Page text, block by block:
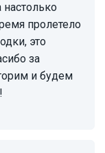
пролетело
это
за
и будем